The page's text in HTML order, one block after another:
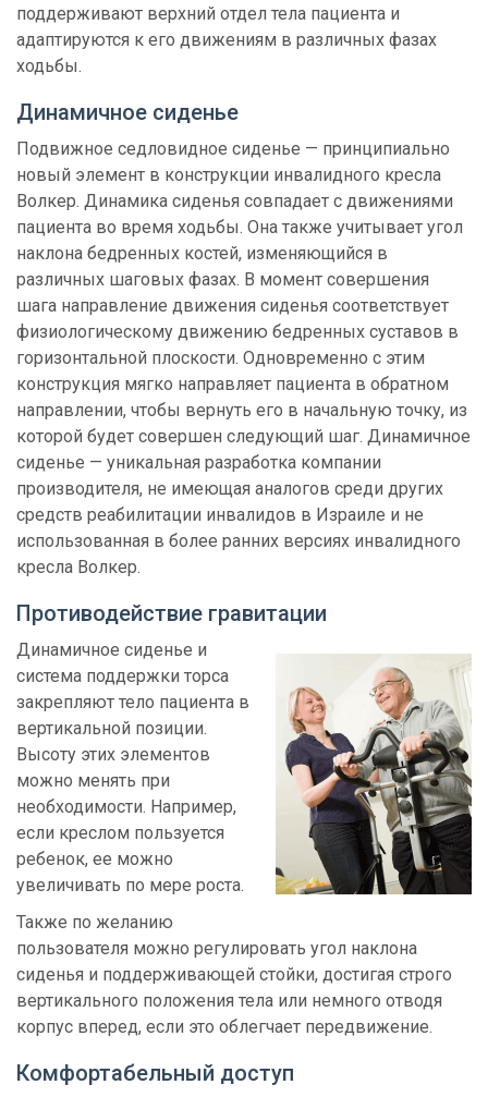
поддерживают верхний отдел тела пациента и
адаптируются к его движениям в различных фазах
ходьбы.
Динамичное сиденье
Подвижное седловидное сиденье — принципиально
новый элемент в конструкции инвалидного кресла
Волкер. Динамика сиденья совпадает с движениями
пациента во время ходьбы. Она также учитывает угол
наклона бедренных костей, изменяющийся в
различных шаговых фазах. В момент совершения
шага направление движения сиденья соответствует
физиологическому движению бедренных суставов в
горизонтальной плоскости. Одновременно с этим
конструкция мягко направляет пациента в обратном
направлении, чтобы вернуть его в начальную точку, из
которой будет совершен следующий шаг. Динамичное
сиденье — уникальная разработка компании
производителя, не имеющая аналогов среди других
средств реабилитации инвалидов в Израиле и не
использованная в более ранних версиях инвалидного
кресла Волкер.
Противодействие гравитации
Динамичное сиденье и
система поддержки торса
закрепляют тело пациента в
вертикальной позиции.
Высоту этих элементов
можно менять при
необходимости. Например,
если креслом пользуется
ребенок, ее можно
увеличивать по мере роста.
Также по желанию
пользователя можно регулировать угол наклона
сиденья и поддерживающей стойки, достигая строго
вертикального положения тела или немного отводя
корпус вперед, если это облегчает передвижение.
Комфортабельный доступ